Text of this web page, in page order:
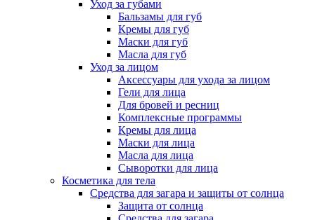
Уход за губами
Бальзамы для губ
Кремы для губ
Маски для губ
Масла для губ
Уход за лицом
Аксессуары для ухода за лицом
Гели для лица
Для бровей и ресниц
Комплексные программы
Кремы для лица
Маски для лица
Масла для лица
Сыворотки для лица
Косметика для тела
Средства для загара и защиты от солнца
Защита от солнца